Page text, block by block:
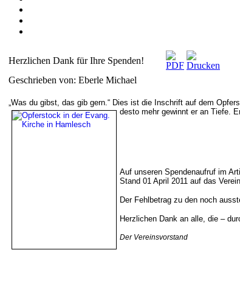
Herzlichen Dank für Ihre Spenden!
Geschrieben von: Eberle Michael
„Was du gibst, das gib gern.“ Dies ist die Inschrift auf dem
desto mehr gewinnt er an Tiefe.
Auf unseren Spendenaufruf im
Stand 01 April 2011 auf das
Der Fehlbetrag zu den noch
Herzlichen Dank an alle, die –
Der Vereinsvorstand